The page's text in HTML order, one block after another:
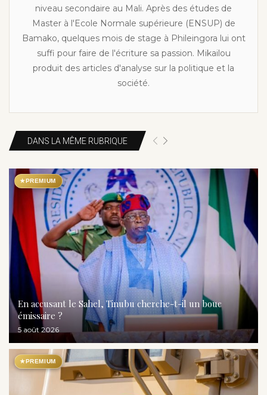
niveau secondaire au Mali. Après des études de
Master à l'Ecole Normale supérieure (ENSUP) de
Bamako, quelques mois de stage à Phileingora lui ont
suffi pour faire de l'écriture sa passion. Mikailou
produit des articles d'analyse sur la politique et la
société.
DANS LA MÊME RUBRIQUE
★PREMIUM
En accusant le Sahel, Tinubu cherche-t-il un bouc
émissaire ?
5 août 2026
★PREMIUM